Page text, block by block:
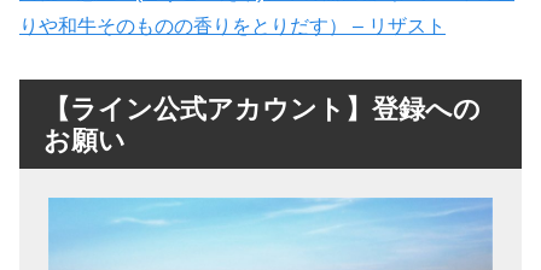
りや和牛そのものの香りをとりだす） – リザスト
【ライン公式アカウント】登録への
お願い